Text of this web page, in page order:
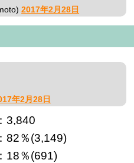
2017年2月28日
年2月28日
：3,840
：82％(3,149)
：18％(691)